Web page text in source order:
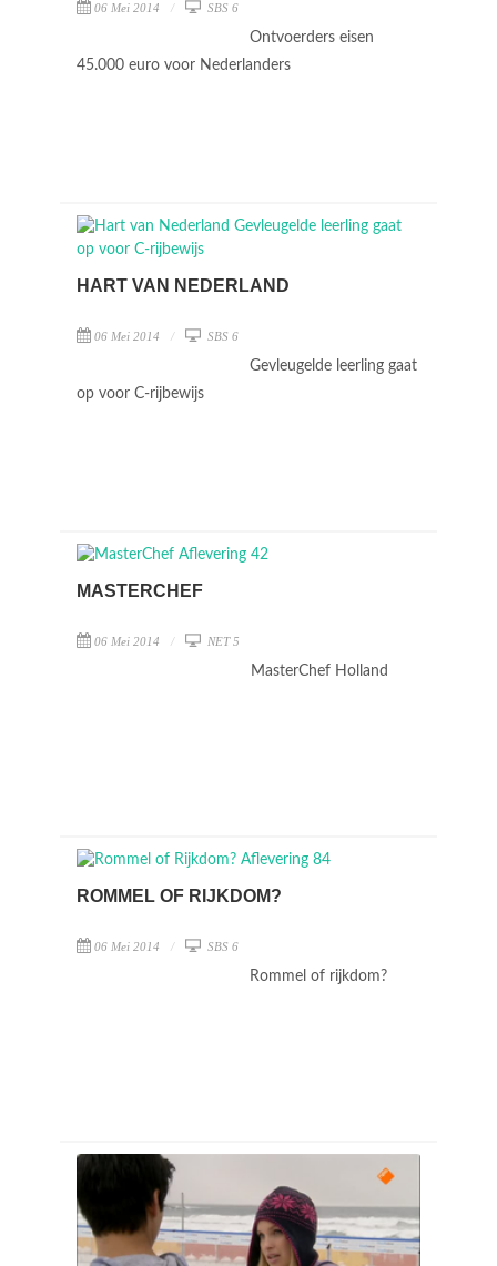
06 Mei 2014 SBS 6
Ontvoerders eisen
45.000 euro voor Nederlanders
HART VAN NEDERLAND
06 Mei 2014 SBS 6
Gevleugelde leerling gaat
op voor C-rijbewijs
MASTERCHEF
06 Mei 2014 NET 5
MasterChef Holland
ROMMEL OF RIJKDOM?
06 Mei 2014 SBS 6
Rommel of rijkdom?